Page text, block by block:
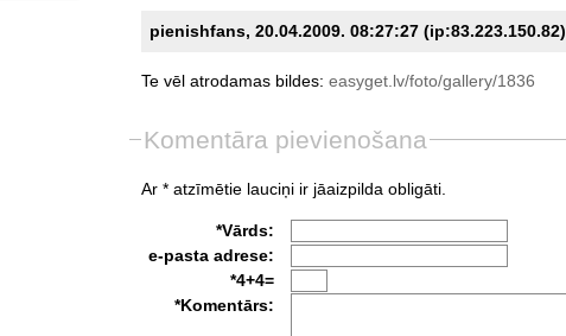
pienishfans, 20.04.2009. 08:27:27 (ip:83.223.150.82)
Te vēl atrodamas bildes: easyget.lv/foto/gallery/1836
Komentāra pievienošana
Ar * atzīmētie lauciņi ir jāaizpilda obligāti.
*Vārds:
e-pasta adrese:
*4+4=
*Komentārs: